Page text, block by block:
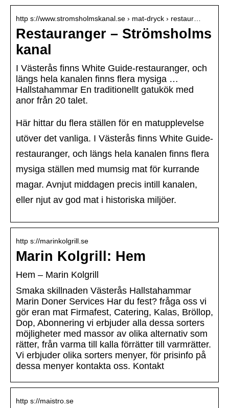
http s://www.stromsholmskanal.se › mat-dryck › restaur…
Restauranger – Strömsholms
kanal
I Västerås finns White Guide-restauranger, och
längs hela kanalen finns flera mysiga …
Hallstahammar En traditionellt gatukök med
anor från 20 talet.
Här hittar du flera ställen för en matupplevelse
utöver det vanliga. I Västerås finns White Guide-
restauranger, och längs hela kanalen finns flera
mysiga ställen med mumsig mat för kurrande
magar. Avnjut middagen precis intill kanalen,
eller njut av god mat i historiska miljöer.
http s://marinkolgrill.se
Marin Kolgrill: Hem
Hem – Marin Kolgrill
Smaka skillnaden Västerås Hallstahammar
Marin Doner Services Har du fest? fråga oss vi
gör eran mat Firmafest, Catering, Kalas, Bröllop,
Dop, Abonnering vi erbjuder alla dessa sorters
möjligheter med massor av olika alternativ som
rätter, från varma till kalla förrätter till varmrätter.
Vi erbjuder olika sorters menyer, för prisinfo på
dessa menyer kontakta oss. Kontakt
http s://maistro.se